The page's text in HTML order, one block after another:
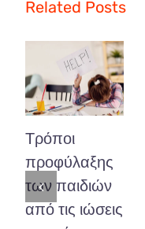
Related Posts
Τρόποι
προφύλαξης
των παιδιών
από τις ιώσεις